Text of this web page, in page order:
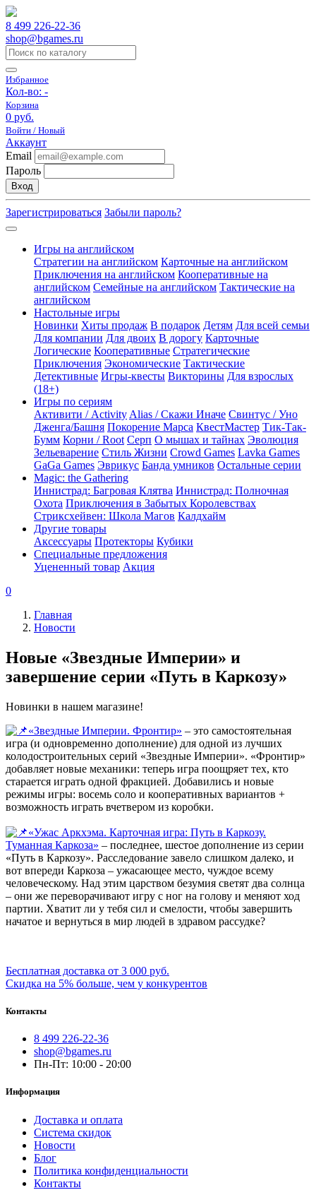
8 499 226-22-36
shop@bgames.ru
Избранное
Кол-во: -
Корзина
0 руб.
Войти / Новый
Аккаунт
Email
Пароль
Вход
Зарегистрироваться Забыли пароль?
Игры на английском
Стратегии на английском Карточные на английском
Приключения на английском Кооперативные на
английском Семейные на английском Тактические на
английском
Настольные игры
Новинки Хиты продаж В подарок Детям Для всей семьи
Для компании Для двоих В дорогу Карточные
Логические Кооперативные Стратегические
Приключения Экономические Тактические
Детективные Игры-квесты Викторины Для взрослых
(18+)
Игры по сериям
Активити / Activity Alias / Скажи Иначе Свинтус / Уно
Дженга/Башня Покорение Марса КвестМастер Тик-Так-
Бумм Корни / Root Серп О мышах и тайнах Эволюция
Зельеварение Стиль Жизни Crowd Games Lavka Games
GaGa Games Эврикус Банда умников Остальные серии
Magic: the Gathering
Иннистрад: Багровая Клятва Иннистрад: Полночная
Охота Приключения в Забытых Королевствах
Стриксхейвен: Школа Магов Калдхайм
Другие товары
Аксессуары Протекторы Кубики
Специальные предложения
Уцененный товар Акция
0
Главная
Новости
Новые «Звездные Империи» и
завершение серии «Путь в Каркозу»
Новинки в нашем магазине!
«Звездные Империи. Фронтир» – это самостоятельная
игра (и одновременно дополнение) для одной из лучших
колодостроительных серий «Звездные Империи». «Фронтир»
добавляет новые механики: теперь игра поощряет тех, кто
старается играть одной фракцией. Добавились и новые
режимы игры: восемь соло и кооперативных вариантов +
возможность играть вчетвером из коробки.
«Ужас Аркхэма. Карточная игра: Путь в Каркозу.
Туманная Каркоза» – последнее, шестое дополнение из серии
«Путь в Каркозу». Расследование завело слишком далеко, и
вот впереди Каркоза – ужасающее место, чуждое всему
человеческому. Над этим царством безумия светят два солнца
– они же переворачивают игру с ног на голову и меняют ход
партии. Хватит ли у тебя сил и смелости, чтобы завершить
начатое и вернуться в мир людей в здравом рассудке?
Бесплатная доставка от 3 000 руб.
Скидка на 5% больше, чем у конкурентов
Контакты
8 499 226-22-36
shop@bgames.ru
Пн-Пт: 10:00 - 20:00
Информация
Доставка и оплата
Система скидок
Новости
Блог
Политика конфиденциальности
Контакты